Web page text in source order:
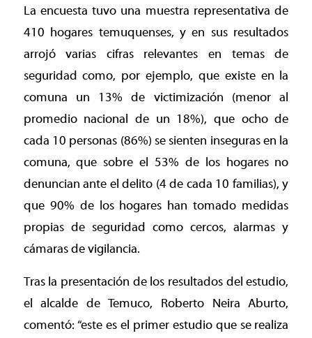
La encuesta tuvo una muestra representativa de
410 hogares temuquenses, y en sus resultados
arrojó varias cifras relevantes en temas de
seguridad como, por ejemplo, que existe en la
comuna un 13% de victimización (menor al
promedio nacional de un 18%), que ocho de
cada 10 personas (86%) se sienten inseguras en la
comuna, que sobre el 53% de los hogares no
denuncian ante el delito (4 de cada 10 familias), y
que 90% de los hogares han tomado medidas
propias de seguridad como cercos, alarmas y
cámaras de vigilancia.
Tras la presentación de los resultados del estudio,
el alcalde de Temuco, Roberto Neira Aburto,
comentó: “este es el primer estudio que se realiza